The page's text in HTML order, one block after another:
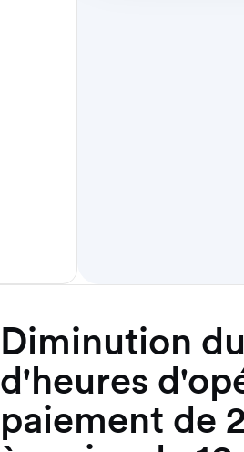
Diminution
d'heures
paiement de